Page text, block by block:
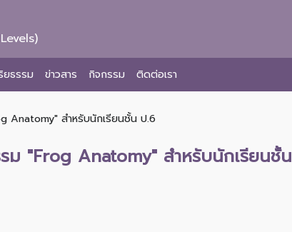
ธรรม ข่าวสาร กิจกรรม ติดต่อเรา
Anatomy" สำหรับนักเรียนชั้น ป.6
ม "Frog Anatomy" สำหรับนักเรียนชั้น